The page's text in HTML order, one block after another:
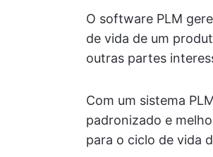
O software PLM
de vida de um
outras partes
Com um sistema
padronizado e
para o ciclo de vida